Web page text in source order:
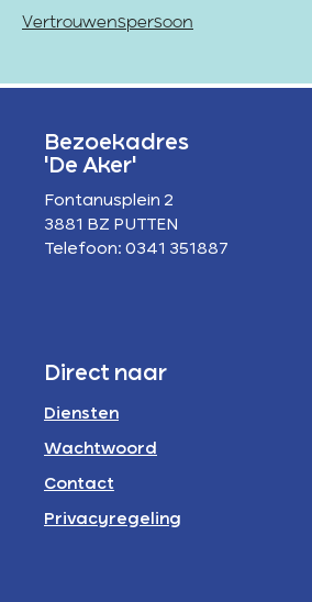
Vertrouwenspersoon
Bezoekadres
'De Aker'
Fontanusplein 2
3881 BZ PUTTEN
Telefoon: 0341 351887
Direct naar
Diensten
Wachtwoord
Contact
Privacyregeling